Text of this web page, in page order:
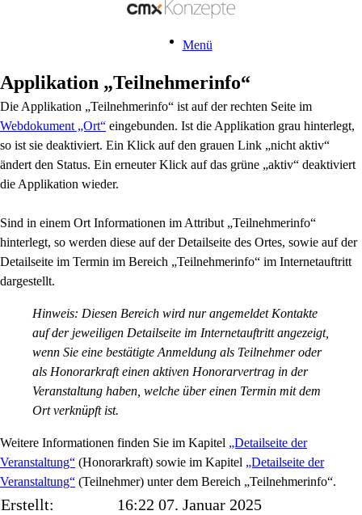
Menü
Applikation „Teilnehmerinfo“
Die Applikation „Teilnehmerinfo“ ist auf der rechten Seite im
Webdokument „Ort“ eingebunden. Ist die Applikation grau hinterlegt,
so ist sie deaktiviert. Ein Klick auf den grauen Link „nicht aktiv“
ändert den Status. Ein erneuter Klick auf das grüne „aktiv“ deaktiviert
die Applikation wieder.
Sind in einem Ort Informationen im Attribut „Teilnehmerinfo“
hinterlegt, so werden diese auf der Detailseite des Ortes, sowie auf der
Detailseite im Termin im Bereich „Teilnehmerinfo“ im Internetauftritt
dargestellt.
Hinweis: Diesen Bereich wird nur angemeldet Kontakte
auf der jeweiligen Detailseite im Internetauftritt angezeigt,
wenn Sie eine bestätigte Anmeldung als Teilnehmer oder
als Honorarkraft einen aktiven Honorarvertrag in der
Veranstaltung haben, welche über einen Termin mit dem
Ort verknüpft ist.
Weitere Informationen finden Sie im Kapitel „Detailseite der
Veranstaltung“ (Honorarkraft) sowie im Kapitel „Detailseite der
Veranstaltung“ (Teilnehmer) unter dem Bereich „Teilnehmerinfo“.
Erstellt:
16:22 07. Januar 2025